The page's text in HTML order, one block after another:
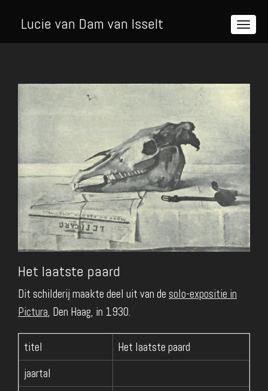
Lucie van Dam van Isselt
Het laatste paard
Dit schilderij maakte deel uit van de solo-expositie in
Pictura, Den Haag, in 1930.
titel
Het laatste paard
jaartal